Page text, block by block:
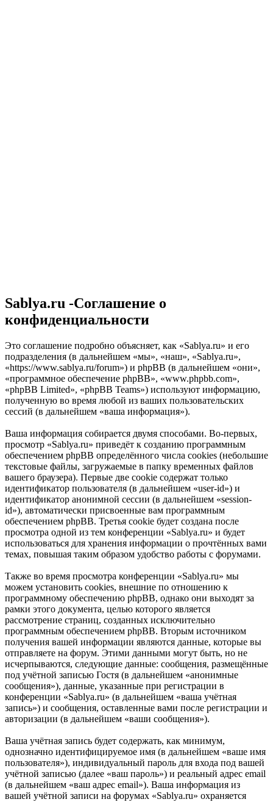
Sablya.ru -Соглашение о
конфиденциальности
Это соглашение подробно объясняет, как «Sablya.ru» и его
подразделения (в дальнейшем «мы», «наш», «Sablya.ru»,
«https://www.sablya.ru/forum») и phpBB (в дальнейшем «они»,
«программное обеспечение phpBB», «www.phpbb.com»,
«phpBB Limited», «phpBB Teams») используют информацию,
полученную во время любой из ваших пользовательских
сессий (в дальнейшем «ваша информация»).
Ваша информация собирается двумя способами. Во-первых,
просмотр «Sablya.ru» приведёт к созданию программным
обеспечением phpBB определённого числа cookies (небольшие
текстовые файлы, загружаемые в папку временных файлов
вашего браузера). Первые две cookie содержат только
идентификатор пользователя (в дальнейшем «user-id») и
идентификатор анонимной сессии (в дальнейшем «session-
id»), автоматически присвоенные вам программным
обеспечением phpBB. Третья cookie будет создана после
просмотра одной из тем конференции «Sablya.ru» и будет
использоваться для хранения информации о прочтённых вами
темах, повышая таким образом удобство работы с форумами.
Также во время просмотра конференции «Sablya.ru» мы
можем установить cookies, внешние по отношению к
программному обеспечению phpBB, однако они выходят за
рамки этого документа, целью которого является
рассмотрение страниц, созданных исключительно
программным обеспечением phpBB. Вторым источником
получения вашей информации являются данные, которые вы
отправляете на форум. Этими данными могут быть, но не
исчерпываются, следующие данные: сообщения, размещённые
под учётной записью Гостя (в дальнейшем «анонимные
сообщения»), данные, указанные при регистрации в
конференции «Sablya.ru» (в дальнейшем «ваша учётная
запись») и сообщения, оставленные вами после регистрации и
авторизации (в дальнейшем «ваши сообщения»).
Ваша учётная запись будет содержать, как минимум,
однозначно идентифицируемое имя (в дальнейшем «ваше имя
пользователя»), индивидуальный пароль для входа под вашей
учётной записью (далее «ваш пароль») и реальный адрес email
(в дальнейшем «ваш адрес email»). Ваша информация из
вашей учётной записи на форумах «Sablya.ru» охраняется